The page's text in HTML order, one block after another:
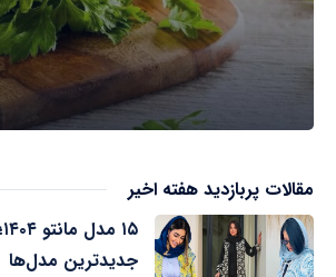
مقالات پربازدید هفته اخیر
جدیدترین مدل‌ها